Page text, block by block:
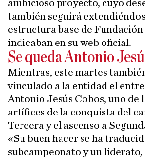
ambicioso proyecto, cuyo
también seguirá
estructura base de Fundación
indicaban en su web oficial.
Se queda Antonio
Mientras, este martes
vinculado a la entidad el
Antonio Jesús Cobos, uno de
artífices de la conquista del
Tercera y el ascenso a
«Su buen hacer se ha
subcampeonato y un liderato,